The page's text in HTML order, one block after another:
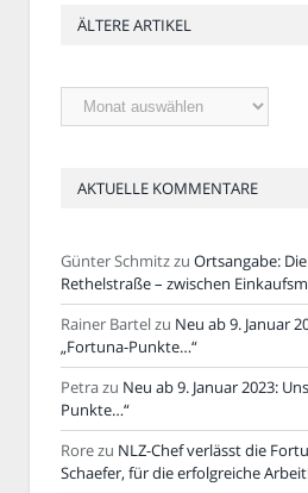
ÄLTERE ARTIKEL
Ältere
Artikel
AKTUELLE KOMMENTARE
Günter Schmitzzu Ortsangabe:
Rethelstraße – zwischen
Rainer Bartelzu Neu ab 9. Januar
„Fortuna-Punkte…“
Petrazu Neu ab 9. Januar 2023:
Punkte…“
Rorezu NLZ-Chef verlässt die
Schaefer, für die erfolgreiche